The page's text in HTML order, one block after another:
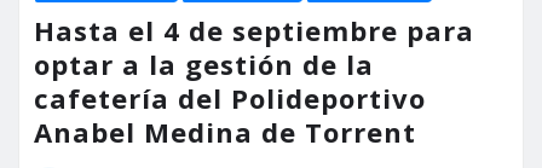
Hasta el 4 de septiembre para
optar a la gestión de la
cafetería del Polideportivo
Anabel Medina de Torrent